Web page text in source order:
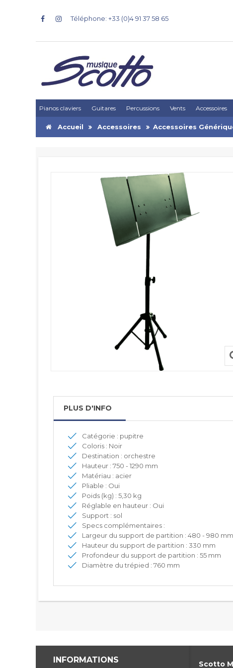
Téléphone: +33 (0)4 91 37 58 65
Pianos claviers Guitares Percussions Vents Accessoires
Accueil Accessoires Accessoires
PLUS D'INFO
Catégorie : pupitre
Coloris : Noir
Destination : orchestre
Hauteur : 750 - 1290 mm
Matériau : acier
Pliable : Oui
Poids (kg) : 5,30 kg
Réglable en hauteur : Oui
Support : sol
Specs complémentaires :
Largeur du support de partition : 480 - 980 mm
Hauteur du support de partition : 330 mm
Profondeur du support de partition : 55 mm
Diamètre du trépied : 760 mm
INFORMATIONS Scotto